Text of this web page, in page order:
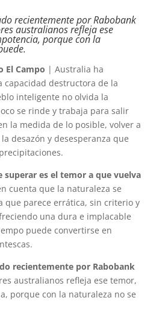
recientemente por Rabobank
australianos refleja ese
porque con la
El Campo | Australia ha
capacidad destructora de la
inteligente no olvida la
se rinde y trabaja para salir
la medida de lo posible, volver a
desazón y desesperanza que
superar es el temor a que vuelva
cuenta que la naturaleza se
que parece errática, sin criterio y
una dura e implacable
puede convertirse en
recientemente por Rabobank
australianos refleja ese temor,
porque con la naturaleza no se